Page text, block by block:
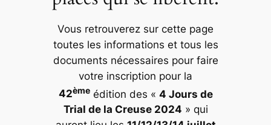
Vous retrouverez sur cette page
toutes les informations et tous les
documents nécessaires pour faire
votre inscription pour la
42èmeédition des « 4 Jours de
Trial de la Creuse 2024 » qui